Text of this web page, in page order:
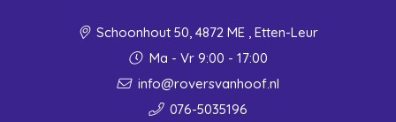
Schoonhout 50, 4872 ME , Etten-Leur
Ma - Vr 9:00 - 17:00
info@roversvanhoof.nl
076-5035196